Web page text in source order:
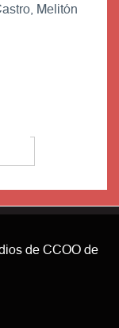
Melitón
de CCOO de